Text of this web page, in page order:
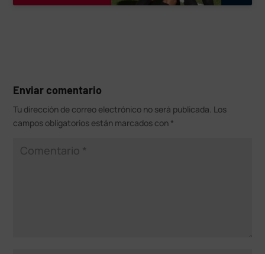
Enviar comentario
Tu dirección de correo electrónico no será publicada. Los
campos obligatorios están marcados con *